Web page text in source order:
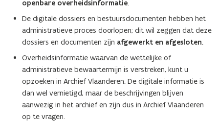
openbare overheidsinformatie.
De digitale dossiers en bestuursdocumenten hebben het
administratieve proces doorlopen; dit wil zeggen dat deze
dossiers en documenten zijn afgewerkt en afgesloten.
Overheidsinformatie waarvan de wettelijke of
administratieve bewaartermijn is verstreken, kunt u
opzoeken in Archief Vlaanderen. De digitale informatie is
dan wel vernietigd, maar de beschrijvingen blijven
aanwezig in het archief en zijn dus in Archief Vlaanderen
op te vragen.